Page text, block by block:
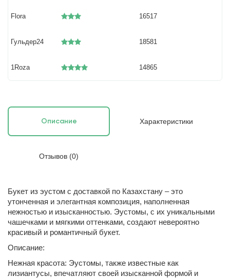
Flora 16517
Гульдер24 18581
1Roza 14865
Описание Характеристики
Отзывов (0)
Букет из эустом с доставкой по Казахстану – это
утонченная и элегантная композиция, наполненная
нежностью и изысканностью. Эустомы, с их уникальными
чашечками и мягкими оттенками, создают невероятно
красивый и романтичный букет.
Описание:
Нежная красота: Эустомы, также известные как
лизиантусы, впечатляют своей изысканной формой и